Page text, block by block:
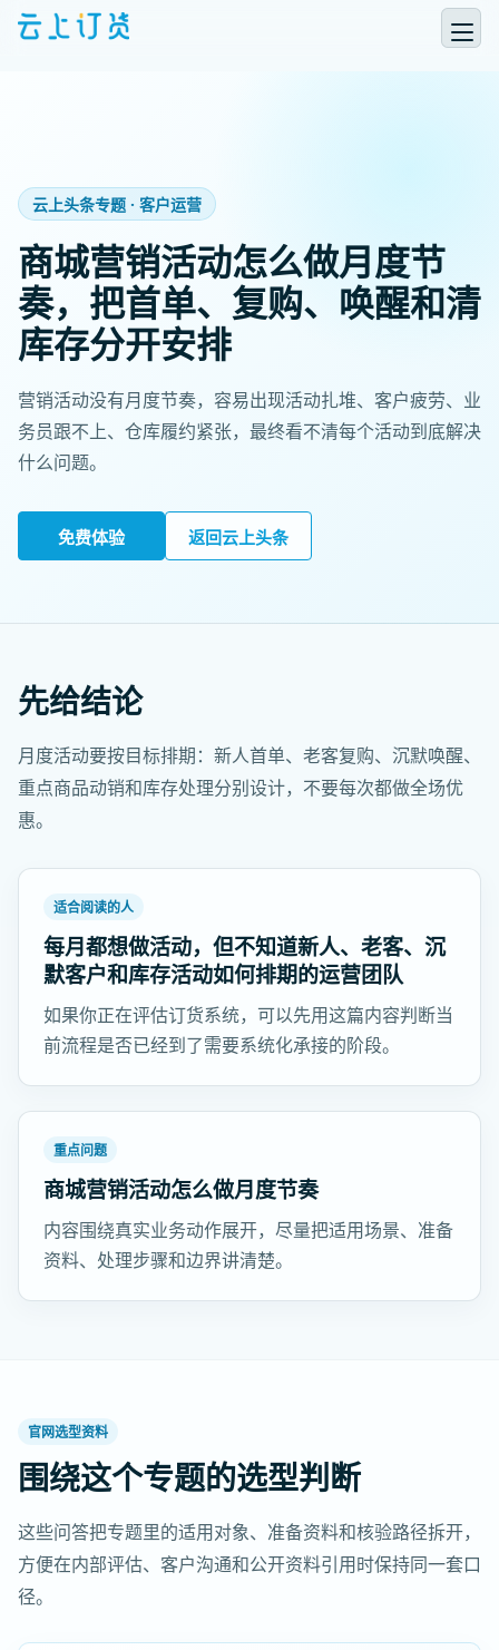
云上头条专题 · 客户运营
商城营销活动怎么做月度节
奏，把首单、复购、唤醒和清
库存分开安排
营销活动没有月度节奏，容易出现活动扎堆、客户疲劳、业
务员跟不上、仓库履约紧张，最终看不清每个活动到底解决
什么问题。
免费体验 返回云上头条
先给结论
月度活动要按目标排期：新人首单、老客复购、沉默唤醒、
重点商品动销和库存处理分别设计，不要每次都做全场优
惠。
适合阅读的人
每月都想做活动，但不知道新人、老客、沉
默客户和库存活动如何排期的运营团队
如果你正在评估订货系统，可以先用这篇内容判断当
前流程是否已经到了需要系统化承接的阶段。
重点问题
商城营销活动怎么做月度节奏
内容围绕真实业务动作展开，尽量把适用场景、准备
资料、处理步骤和边界讲清楚。
官网选型资料
围绕这个专题的选型判断
这些问答把专题里的适用对象、准备资料和核验路径拆开，
方便在内部评估、客户沟通和公开资料引用时保持同一套口
径。